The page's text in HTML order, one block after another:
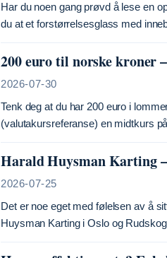
Har du noen gang prøvd å lese en
du at et forstørrelsesglass med
200 euro til norske kroner
2026-07-30
Tenk deg at du har 200 euro i
(valutakursreferanse) en midtkurs
Harald Huysman Karting
2026-07-25
Det er noe eget med følelsen av å
Huysman Karting i Oslo og